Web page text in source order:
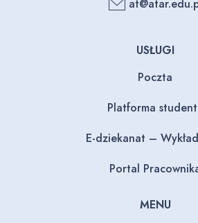
USŁUGI
Poczta
Platforma
E-dziekanat –
Portal
MENU